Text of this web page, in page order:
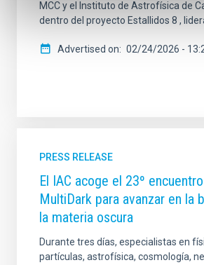
MCC y el Instituto de Astrofísica de
dentro del proyecto Estallidos 8 ,
Advertised on 02/24/2026 -
PRESS RELEASE
El IAC acoge el 23º
MultiDark para avanzar en la
la materia oscura
Durante tres días, especialistas en
partículas, astrofísica, cosmología,